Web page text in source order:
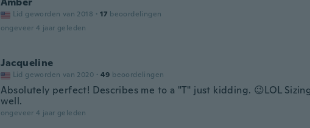
Lid geworden van 2018 · 17 beoordelingen
ongeveer 4 jaar geleden
Jacqueline
Lid geworden van 2020 · 49 beoordelingen
Absolutely perfect! Describes me to a "T" just kidding. 😉LOL
well.
ongeveer 4 jaar geleden